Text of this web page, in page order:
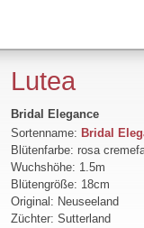
Lutea
Bridal Elegance
Sortenname: Bridal
Blütenfarbe: rosa
Wuchshöhe: 1.5m
Blütengröße: 18cm
Original: Neuseeland
Züchter: Sutterland